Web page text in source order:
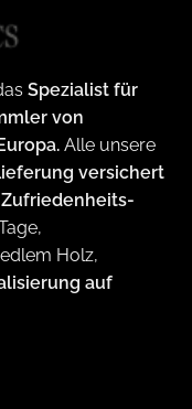
Spezialist für
von
Alle unsere
versichert
Zufriedenheits-
Holz,
auf